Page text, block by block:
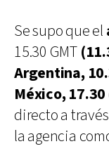
Se supo que el
15.30 GMT
Argentina,
México,
directo a
la agencia